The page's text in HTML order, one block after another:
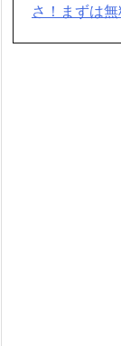
さ！まずは無